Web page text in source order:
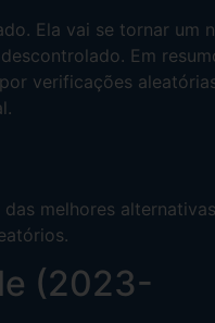
Ela vai se tornar um
Em
verificações
melhores
(2023-